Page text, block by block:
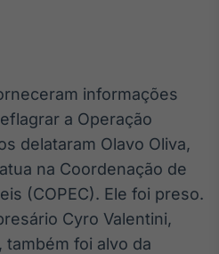
Crédito
Em breve
informações
a Operação
delataram Olavo Oliva,
na Coordenação de
(COPEC). Ele foi preso.
Cyro Valentini,
também foi alvo da